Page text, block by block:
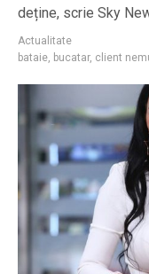
deține, scrie Sky
Actualitate
bataie bucatar, client